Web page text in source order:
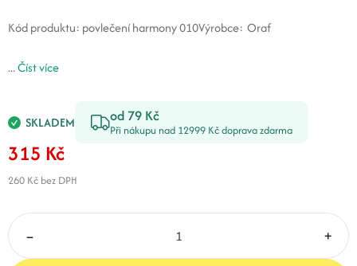
Kód produktu: povlečení harmony 010Výrobce: Oraf
...Číst více
SKLADEM od 79 Kč
Při nákupu nad 12999 Kč doprava zdarma
315 Kč
260 Kč bez DPH
– +